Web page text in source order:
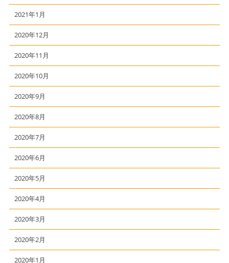
2021年1月
2020年12月
2020年11月
2020年10月
2020年9月
2020年8月
2020年7月
2020年6月
2020年5月
2020年4月
2020年3月
2020年2月
2020年1月